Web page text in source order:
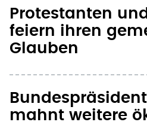
mahnt weitere